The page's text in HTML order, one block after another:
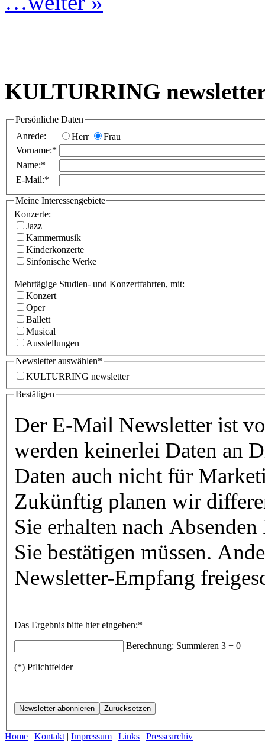
KULTURRING
Persönliche Daten
Anrede:
Herr
Frau
Vorname:*
Name:*
E-Mail:*
Meine Interessengebiete
Konzerte:
Jazz
Kammermusik
Kinderkonzerte
Sinfonische Werke
Mehrtägige Studien- und Konzertfahrten, mit:
Konzert
Oper
Ballett
Musical
Ausstellungen
Newsletter auswählen*
KULTURRING newsletter
Bestätigen
Der E-Mail Newsletter ist
werden keinerlei Daten an
Zukünftig planen wir
Sie erhalten nach
Sie bestätigen müssen.
Newsletter-Empfang
Das Ergebnis bitte hier eingeben:*
Berechnung: Summieren 3 + 0
(*) Pflichtfelder
Home | Kontakt | Impressum | Links | Pressearchiv